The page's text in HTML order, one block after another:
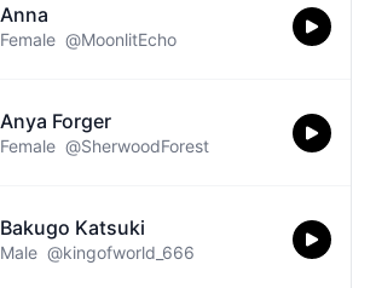
Anna
Female @MoonlitEcho
Anya Forger
Female @SherwoodForest
Bakugo Katsuki
Male @kingofworld_666